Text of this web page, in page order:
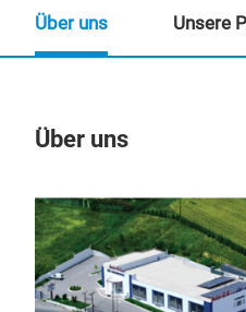
Über uns
Über uns Unsere